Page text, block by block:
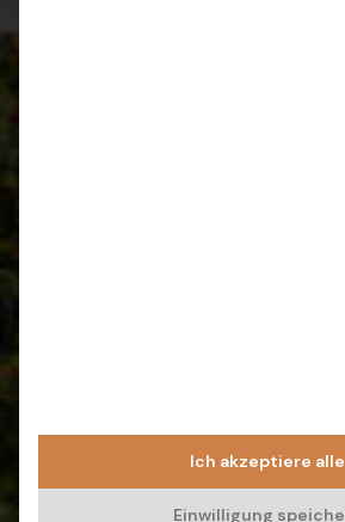
Ich akzeptiere alle
Einwilligung